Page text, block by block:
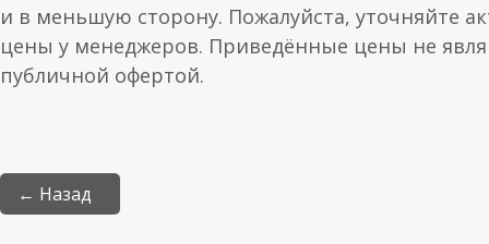
и в меньшую сторону. Пожалуйста, уточняйте
цены у менеджеров. Приведённые цены не
публичной офертой.
← Назад